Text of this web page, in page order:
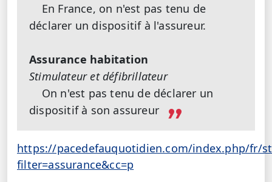
En France, on n'est pas tenu de
déclarer un dispositif à l'assureur.
Assurance habitation
Stimulateur et défibrillateur
On n'est pas tenu de déclarer un
dispositif à son assureur
https://pacedefauquotidien.com/index.php/fr/
filter=assurance&cc=p